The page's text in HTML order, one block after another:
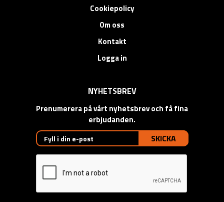
Cookiepolicy
Om oss
Kontakt
Logga in
NYHETSBREV
Prenumerera på vårt nyhetsbrev och få fina
erbjudanden.
SKICKA